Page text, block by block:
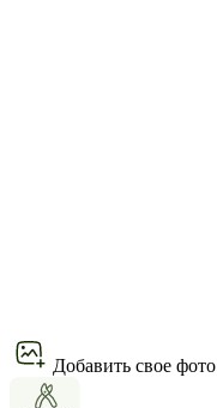
Добавить свое фото